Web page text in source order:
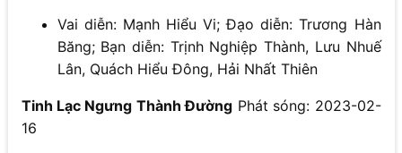
Vai diễn: Mạnh Hiểu Vi; Đạo diễn: Trương Hàn
Băng; Bạn diễn: Trịnh Nghiệp Thành, Lưu Nhuế
Lân, Quách Hiểu Đông, Hải Nhất Thiên
Tinh Lạc Ngưng Thành Đường Phát sóng: 2023-02-
16